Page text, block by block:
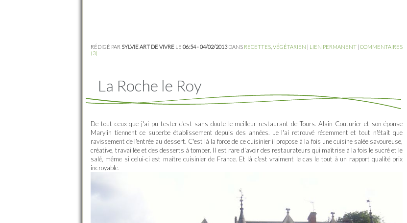
RÉDIGÉ PAR SYLVIE ART DE VIVRE LE 06:54 - 04/02/2013DANS RECETTES VÉGÉTARIEN LIEN PERMANENT COMMENTAIRES
(3)
La Roche le Roy
De tout ceux que j'ai pu tester c'est sans doute le meilleur restaurant de Tours. Alain Couturier et son éponse
Marylin tiennent ce superbe établissement depuis des années. Je l'ai retrouvé récemment et tout n'était que
ravissement de l'entrée au dessert. C'est là la force de ce cuisinier il propose à la fois une cuisine salée savoureuse,
créative, travaillée et des desserts à tomber. Il est rare d'avoir des restaurateurs qui maîtrise à la fois le sucré et le
salé, même si celui-ci est maître cuisinier de France. Et là c'est vraiment le cas le tout à un rapport qualité prix
incroyable.